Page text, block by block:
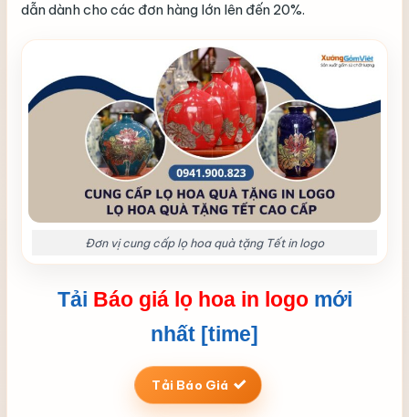
dẫn dành cho các đơn hàng lớn lên đến 20%.
Đơn vị cung cấp lọ hoa quà tặng Tết in logo
Tải Báo giá lọ hoa in logo mới
nhất [time]
Tải Báo Giá